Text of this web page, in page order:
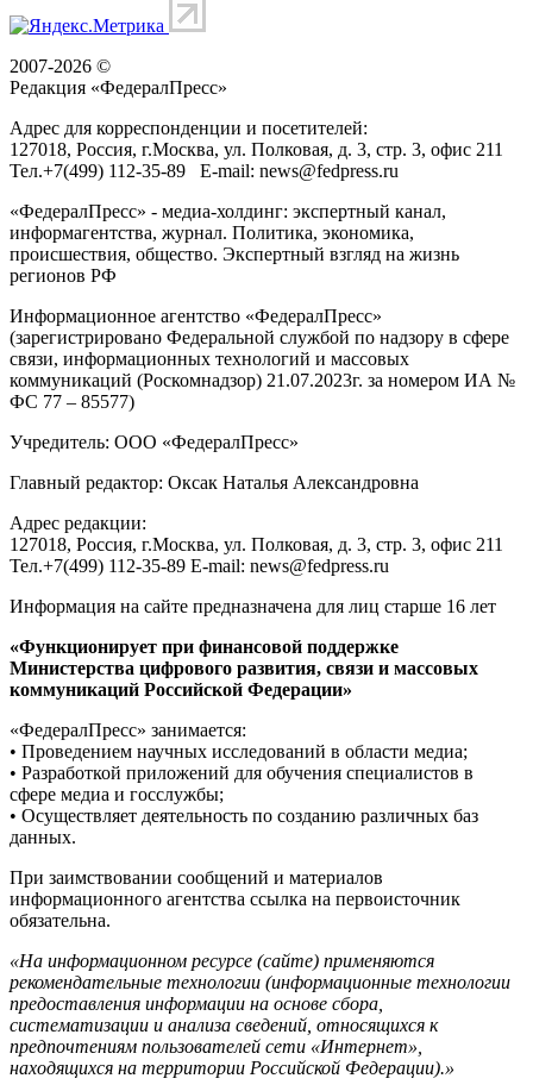
2007-2026 ©
Редакция «ФедералПресс»
Адрес для корреспонденции и посетителей:
127018, Россия, г.Москва, ул. Полковая, д. 3, стр. 3, офис 211
Тел.+7(499) 112-35-89 E-mail: news@fedpress.ru
«ФедералПресс» - медиа-холдинг: экспертный канал,
информагентства, журнал. Политика, экономика,
происшествия, общество. Экспертный взгляд на жизнь
регионов РФ
Информационное агентство «ФедералПресс»
(зарегистрировано Федеральной службой по надзору в сфере
связи, информационных технологий и массовых
коммуникаций (Роскомнадзор) 21.07.2023г. за номером ИА №
ФС 77 – 85577)
Учредитель: ООО «ФедералПресс»
Главный редактор: Оксак Наталья Александровна
Адрес редакции:
127018, Россия, г.Москва, ул. Полковая, д. 3, стр. 3, офис 211
Тел.+7(499) 112-35-89 E-mail: news@fedpress.ru
Информация на сайте предназначена для лиц старше 16 лет
«Функционирует при финансовой поддержке
Министерства цифрового развития, связи и массовых
коммуникаций Российской Федерации»
«ФедералПресс» занимается:
• Проведением научных исследований в области медиа;
• Разработкой приложений для обучения специалистов в
сфере медиа и госслужбы;
• Осуществляет деятельность по созданию различных баз
данных.
При заимствовании сообщений и материалов
информационного агентства ссылка на первоисточник
обязательна.
«На информационном ресурсе (сайте) применяются
рекомендательные технологии (информационные технологии
предоставления информации на основе сбора,
систематизации и анализа сведений, относящихся к
предпочтениям пользователей сети «Интернет»,
находящихся на территории Российской Федерации).»